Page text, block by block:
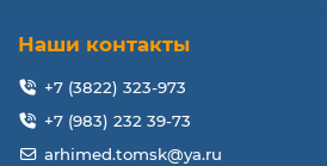
Наши контакты
+7 (3822) 323-973
+7 (983) 232 39-73
arhimed.tomsk@ya.ru